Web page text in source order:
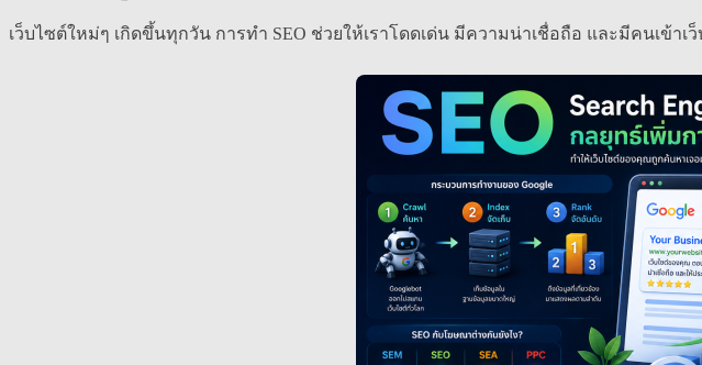
เว็บไซต์ใหม่ๆ เกิดขึ้นทุกวัน การทำ SEO ช่วยให้เราโดดเด่น มีความน่าเชื่อถือ และมีคนเข้